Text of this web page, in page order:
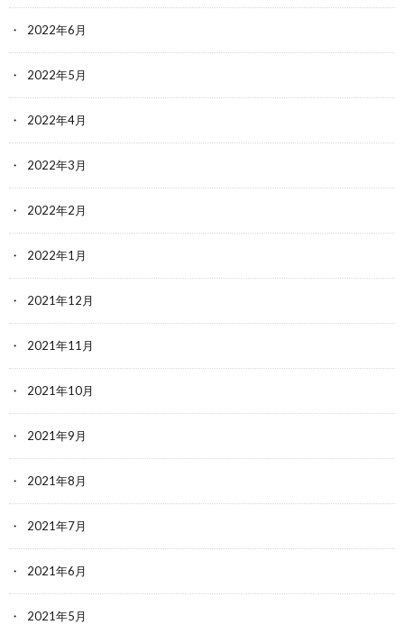
2022年6月
2022年5月
2022年4月
2022年3月
2022年2月
2022年1月
2021年12月
2021年11月
2021年10月
2021年9月
2021年8月
2021年7月
2021年6月
2021年5月